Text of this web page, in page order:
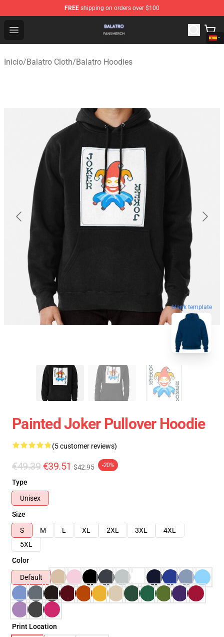
FREE shipping on orders over $100
Open menu
Balatro Shop - Official Balatro Merchandise Store
Inicio/Balatro Cloth/Balatro Hoodies
blank template
Painted Joker Pullover Hoodie
(5 customer reviews)
€49.39 €39.51 $42.95 -20%
Type
Unisex
Size
S
M L XL 2XL 3XL
4XL
5XL
Color
Default
Print Location